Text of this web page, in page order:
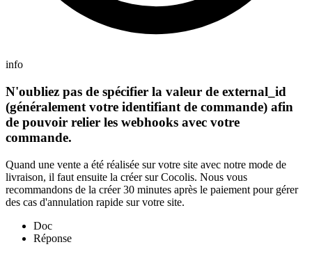
info
N'oubliez pas de spécifier la valeur de external_id
(généralement votre identifiant de commande) afin
de pouvoir relier les webhooks avec votre
commande.
Quand une vente a été réalisée sur votre site avec notre mode de
livraison, il faut ensuite la créer sur Cocolis. Nous vous
recommandons de la créer 30 minutes après le paiement pour gérer
des cas d'annulation rapide sur votre site.
Doc
Réponse